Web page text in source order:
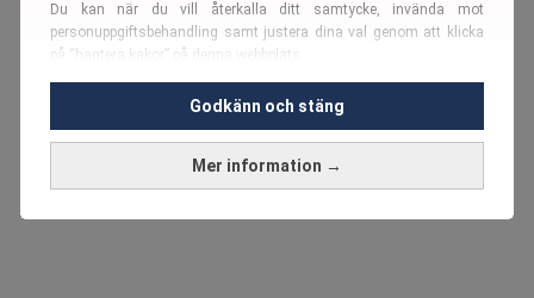
Du kan när du vill återkalla ditt samtycke, invända mot
personuppgiftsbehandling samt justera dina val genom att klicka
på “hantera kakor” på denna webbplats.
Du kan fördjupa dig ytterligare i vårcookie-policy
Vi använder kakor och personuppgifter för dessa syften:
Nödvändiga cookies och liknande tekniker, anpassning av
Mer information →
Godkänn och stäng